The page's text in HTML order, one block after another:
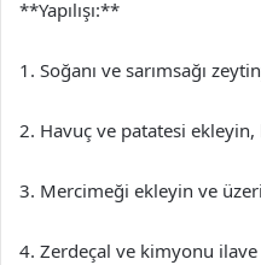
**Yapılışı:**
1. Soğanı ve sarımsağı
2. Havuç ve patatesi
3. Mercimeği ekleyin ve
4. Zerdeçal ve kimyonu ilave